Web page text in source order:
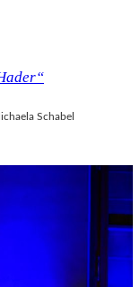
Schabel